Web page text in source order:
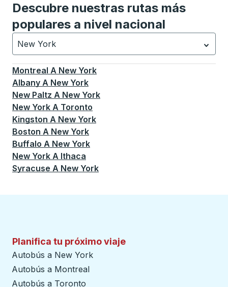
Descubre nuestras rutas más
populares a nivel nacional
New York
Currently selected: New York.La selección está
Montreal A New York
Albany A New York
New Paltz A New York
New York A Toronto
Kingston A New York
Boston A New York
Buffalo A New York
New York A Ithaca
Syracuse A New York
Planifica tu próximo viaje
Autobús a New York
Autobús a Montreal
Autobús a Toronto